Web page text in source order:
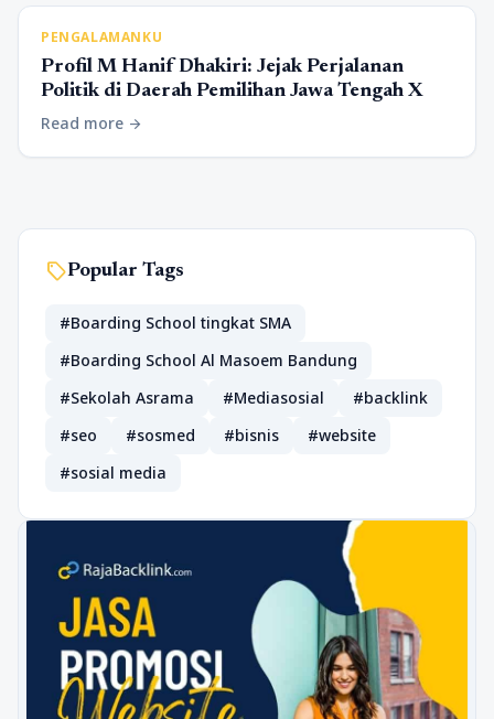
PENGALAMANKU
Profil M Hanif Dhakiri: Jejak Perjalanan
Politik di Daerah Pemilihan Jawa Tengah X
Read more arrow_forward
sellPopular Tags
#Boarding School tingkat SMA
#Boarding School Al Masoem Bandung
#Sekolah Asrama
#Mediasosial
#backlink
#seo
#sosmed #bisnis
#website
#sosial media